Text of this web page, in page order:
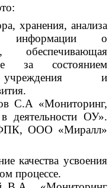
хранения, анализа
информации о
обеспечивающая
за состоянием
учреждения и
С.А «Мониторинг,
в деятельности ОУ».
ООО «Миралл»
качества усвоения
процессе.